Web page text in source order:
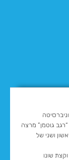
מיקרוכלכלה 10131 של האוניברסיטה
גוטמן” מרצה
ושני של
וקצת שונו